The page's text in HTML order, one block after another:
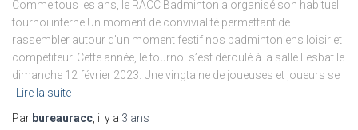
Comme tous les ans, le RACC Badminton a organisé son habituel
tournoi interne.Un moment de convivialité permettant de
rassembler autour d’un moment festif nos badmintoniens loisir et
compétiteur. Cette année, le tournoi s’est déroulé à la salle Lesbat le
dimanche 12 février 2023. Une vingtaine de joueuses et joueurs se
Lire la suite
Par bureauracc, il y a 3 ans